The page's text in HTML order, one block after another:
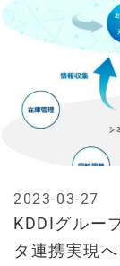
KDDIグルー
タ連携実現
2023-03-27